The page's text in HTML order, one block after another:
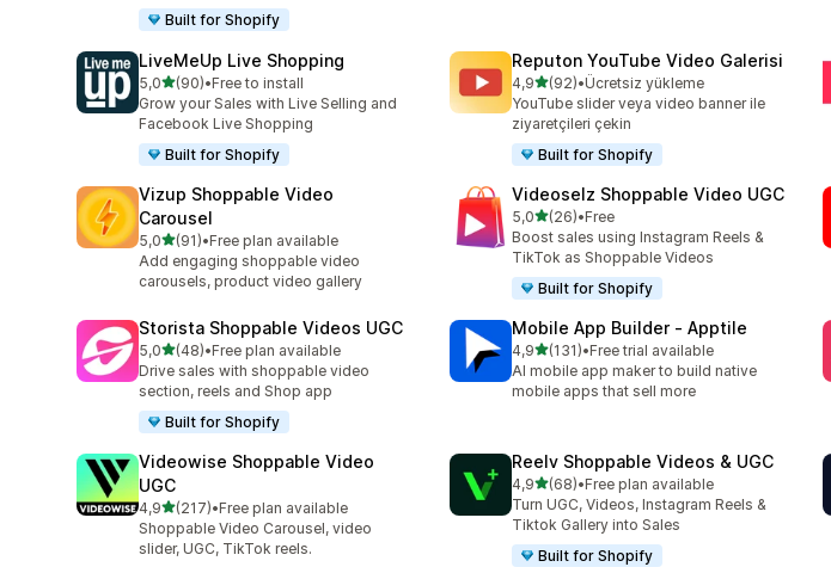
Built for Shopify
LiveMeUp Live Shopping
5,05 yıldız üzerinden
(90)
toplam 90 değerlendirme
•Free to install
Grow your Sales with Live Selling and
Facebook Live Shopping
Built for Shopify
Reputon YouTube Video Galerisi
4,95 yıldız üzerinden
(92)
toplam 92 değerlendirme
•Ücretsiz yükleme
YouTube slider veya video banner ile
ziyaretçileri çekin
Built for Shopify
Vizup Shoppable Video
Carousel
5,05 yıldız üzerinden
(91)
toplam 91 değerlendirme
•Free plan available
Add engaging shoppable video
carousels, product video gallery
Videoselz Shoppable Video UGC
5,05 yıldız üzerinden
(26)
toplam 26 değerlendirme
•Free
Boost sales using Instagram Reels &
TikTok as Shoppable Videos
Built for Shopify
Storista Shoppable Videos UGC
5,05 yıldız üzerinden
(48)
toplam 48 değerlendirme
•Free plan available
Drive sales with shoppable video
section, reels and Shop app
Built for Shopify
Mobile App Builder ‑ Apptile
4,95 yıldız üzerinden
(131)
toplam 131 değerlendirme
•Free trial available
AI mobile app maker to build native
mobile apps that sell more
Videowise Shoppable Video
UGC
4,95 yıldız üzerinden
(217)
toplam 217 değerlendirme
•Free plan available
Shoppable Video Carousel, video
slider, UGC, TikTok reels.
Reelv Shoppable Videos & UGC
4,95 yıldız üzerinden
(68)
toplam 68 değerlendirme
•Free plan available
Turn UGC, Videos, Instagram Reels &
Tiktok Gallery into Sales
Built for Shopify